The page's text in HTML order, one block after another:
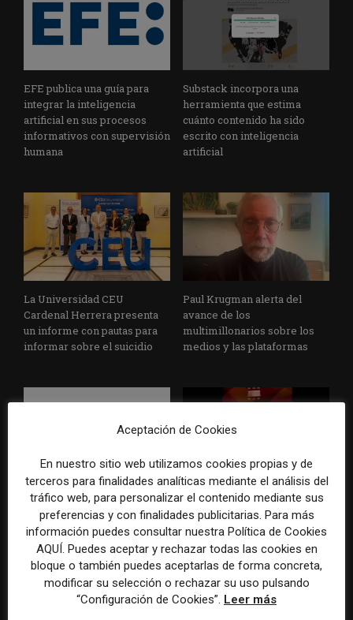
EFE publica una guía para
integrar la inteligencia
artificial en sus procesos
informativos con supervisión
humana
Substack incorpora una
herramienta que estima
cuánto contenido ha sido
escrito con inteligencia
artificial
La Universidad CEU
Cardenal Herrera presenta
un informe con pautas para
informar sobre el suicidio
Paul Krugman alerta del
avance de los
multimillonarios sobre los
medios y las plataformas
La Marea cierra 2025 con
superávit, pero su
cooperativa pierde 38.542
euros
El Premio Gabo 2026
reconoce cinco historias de
Brasil, España y El Salvador
sobre el poder, la memoria y
la violencia
Aceptación de Cookies
En nuestro sitio web utilizamos cookies propias y de
terceros para finalidades analíticas mediante el análisis del
tráfico web, para personalizar el contenido mediante sus
preferencias y con finalidades publicitarias. Para más
información puedes consultar nuestra Política de Cookies
AQUÍ. Puedes aceptar y rechazar todas las cookies en
bloque o también puedes aceptarlas de forma concreta,
modificar su selección o rechazar su uso pulsando
“Configuración de Cookies”. Leer más